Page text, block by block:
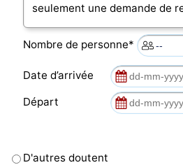
seulement une demande de
Nombre de personne*
Date d’arrivée
Départ
D'autres doutent